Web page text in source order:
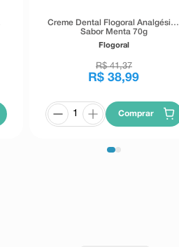
Creme Dental Flogoral Analgésico
Sabor Menta 70g
Flogoral
R$ 41,37
R$ 38,99
Comprar